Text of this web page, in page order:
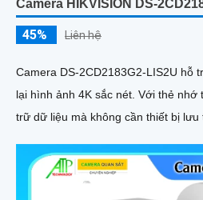
Camera HIKVISION DS-
45% Liên hệ
Camera DS-2CD2183G2-LIS2U hỗ
lại hình ảnh 4K sắc nét. Với thẻ nhớ tối đa 512GB, dễ dàng lưu
trữ dữ liệu mà không cần thiết bị lưu